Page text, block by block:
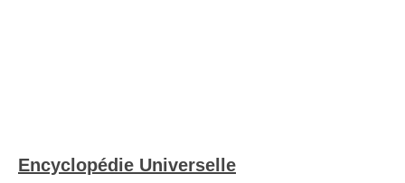
Encyclopédie Universelle